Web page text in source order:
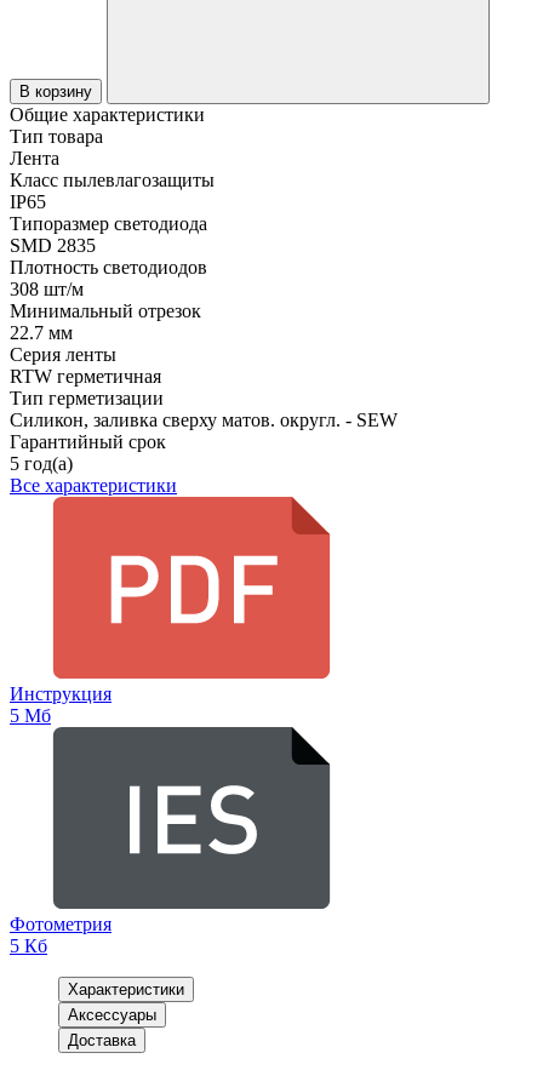
В корзину
Общие характеристики
Тип товара
Лента
Класс пылевлагозащиты
IP65
Типоразмер светодиода
SMD 2835
Плотность светодиодов
308 шт/м
Минимальный отрезок
22.7 мм
Серия ленты
RTW герметичная
Тип герметизации
Силикон, заливка сверху матов. округл. - SEW
Гарантийный срок
5 год(а)
Все характеристики
Инструкция
5 Мб
Фотометрия
5 Кб
Характеристики
Аксессуары
Доставка